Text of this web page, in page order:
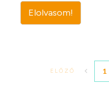
Elolvasom!
ELŐZŐ 1